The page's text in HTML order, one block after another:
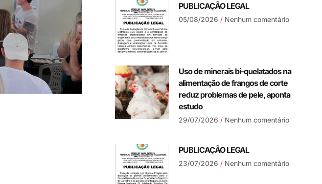
PUBLICAÇÃO LEGAL
05/08/2026 Nenhum comentário
Uso de minerais bi-quelatados na
alimentação de frangos de corte
reduz problemas de pele, aponta
estudo
29/07/2026 Nenhum comentário
PUBLICAÇÃO LEGAL
23/07/2026 Nenhum comentário